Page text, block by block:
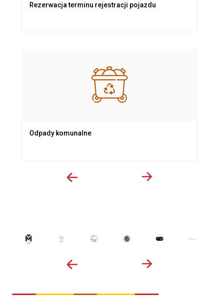
Rezerwacja terminu rejestracji pojazdu
Odpady komunalne